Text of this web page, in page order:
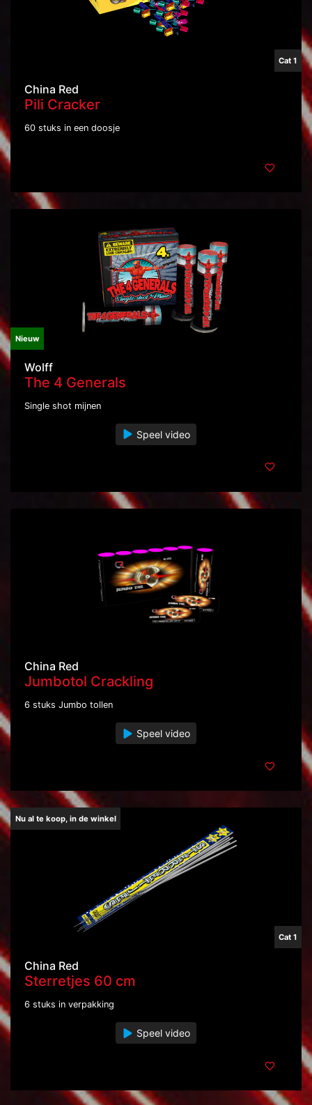
Cat 1
China Red
Pili Cracker
60 stuks in een doosje
Nieuw
Wolff
The 4 Generals
Single shot mijnen
Speel video
China Red
Jumbotol Crackling
6 stuks Jumbo tollen
Speel video
Nu al te koop, in de winkel
Cat 1
China Red
Sterretjes 60 cm
6 stuks in verpakking
Speel video